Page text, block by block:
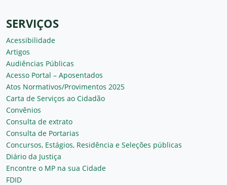
SERVIÇOS
Acessibilidade
Artigos
Audiências Públicas
Acesso Portal – Aposentados
Atos Normativos/Provimentos 2025
Carta de Serviços ao Cidadão
Convênios
Consulta de extrato
Consulta de Portarias
Concursos, Estágios, Residência e Seleções públicas
Diário da Justiça
Encontre o MP na sua Cidade
FDID